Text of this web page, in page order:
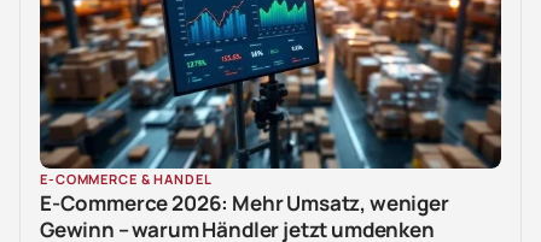
E-COMMERCE & HANDEL
E-Commerce 2026: Mehr Umsatz, weniger
Gewinn – warum Händler jetzt umdenken